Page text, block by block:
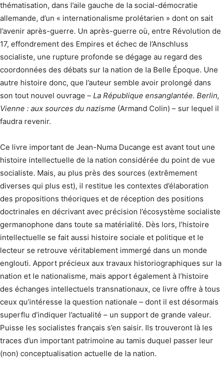
thématisation, dans l’aile gauche de la social-démocratie
allemande, d’un « internationalisme prolétarien » dont on sait
l’avenir après-guerre. Un après-guerre où, entre Révolution de
17, effondrement des Empires et échec de l’Anschluss
socialiste, une rupture profonde se dégage au regard des
coordonnées des débats sur la nation de la Belle Époque. Une
autre histoire donc, que l’auteur semble avoir prolongé dans
son tout nouvel ouvrage – La République ensanglantée. Berlin,
Vienne : aux sources du nazisme (Armand Colin) – sur lequel il
faudra revenir.
Ce livre important de Jean-Numa Ducange est avant tout une
histoire intellectuelle de la nation considérée du point de vue
socialiste. Mais, au plus près des sources (extrêmement
diverses qui plus est), il restitue les contextes d’élaboration
des propositions théoriques et de réception des positions
doctrinales en décrivant avec précision l’écosystème socialiste
germanophone dans toute sa matérialité. Dès lors, l’histoire
intellectuelle se fait aussi histoire sociale et politique et le
lecteur se retrouve véritablement immergé dans un monde
englouti. Apport précieux aux travaux historiographiques sur la
nation et le nationalisme, mais apport également à l’histoire
des échanges intellectuels transnationaux, ce livre offre à tous
ceux qu’intéresse la question nationale – dont il est désormais
superflu d’indiquer l’actualité – un support de grande valeur.
Puisse les socialistes français s’en saisir. Ils trouveront là les
traces d’un important patrimoine au tamis duquel passer leur
(non) conceptualisation actuelle de la nation.